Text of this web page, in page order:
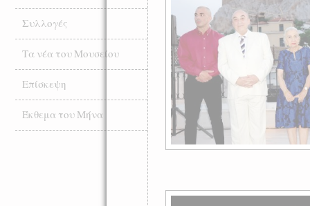
Συλλογές
Τα νέα του Μουσείου
Επίσκεψη
Έκθεμα του Μήνα